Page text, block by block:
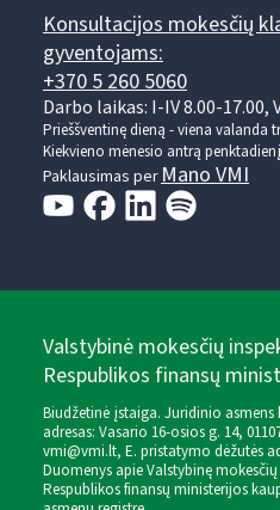
Konsultacijos mokesčių
gyventojams:
+370 5 260 5060
Darbo laikas: I-IV 8.00-17.00,
Prieššventinę dieną - viena valanda
Kiekvieno mėnesio antrą
Paklausimas perMano VMI
Valstybinė mokesčių
Respublikos finansų
Biudžetinė įstaiga. Juridinio asmens
adresas: Vasario 16-osios g. 14,
vmi@vmi.lt, E. pristatymo dėžutės
Duomenys apie Valstybinę
Respublikos finansų ministerijos